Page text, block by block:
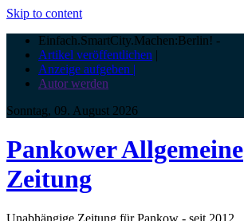
Skip to content
Einfach.SmartCity.Machen:Berlin! -
Artikel veröffentlichen |
Anzeige aufgeben |
Autor werden
Sonntag, 09. August 2026
Pankower Allgemeine
Zeitung
Unabhängige Zeitung für Pankow - seit 2012